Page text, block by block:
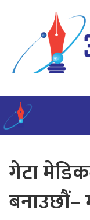
गेटा
बनाउछौं–